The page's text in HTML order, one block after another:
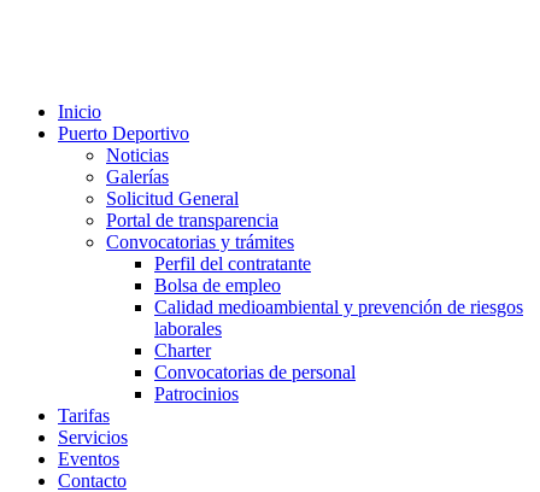
Inicio
Puerto Deportivo
Noticias
Galerías
Solicitud General
Portal de transparencia
Convocatorias y trámites
Perfil del contratante
Bolsa de empleo
Calidad medioambiental y prevención de riesgos
laborales
Charter
Convocatorias de personal
Patrocinios
Tarifas
Servicios
Eventos
Contacto